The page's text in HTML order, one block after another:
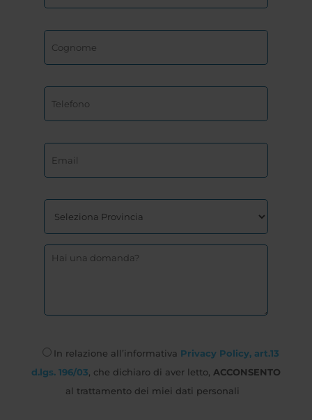
In relazione all’informativa Privacy Policy, art.13
d.lgs. 196/03 , che dichiaro di aver letto, ACCONSENTO
al trattamento dei miei dati personali